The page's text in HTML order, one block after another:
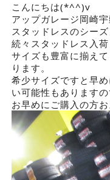
こんにちは(*^^)v
アップガレージ岡崎宇
スタッドレスのシーズ
続々スタッドレス入荷
サイズも豊富に揃え
ります。
希少サイズですと早
い可能性もあります
お早めにご購入の方お